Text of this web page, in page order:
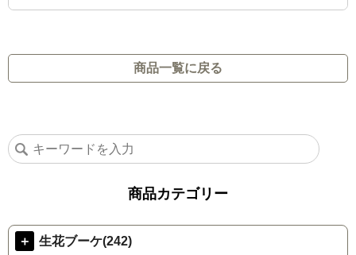
商品一覧に戻る
商品カテゴリー
＋ 生花ブーケ(242)